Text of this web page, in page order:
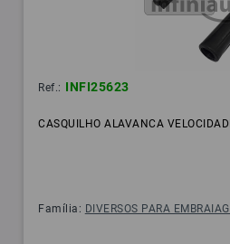
Ref.: INFI25623
CASQUILHO ALAVANCA
Família: DIVERSOS PARA